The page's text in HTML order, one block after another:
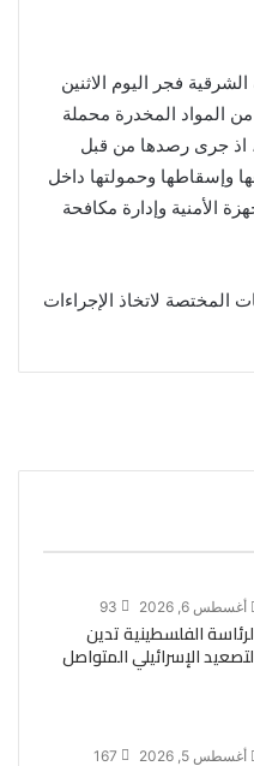
فجر اليوم الاثنين
المواد المخدرة محملة
اذ جرى رصدها من قبل
وإسقاطها وحمولتها داخل
الأمنية وإدارة مكافحة
المختصة لاتخاذ الإجراءات
أغسطس 6, 2026 93
الفلسطينية تدين
الإسرائيلي المتواصل
أغسطس 5, 2026 167